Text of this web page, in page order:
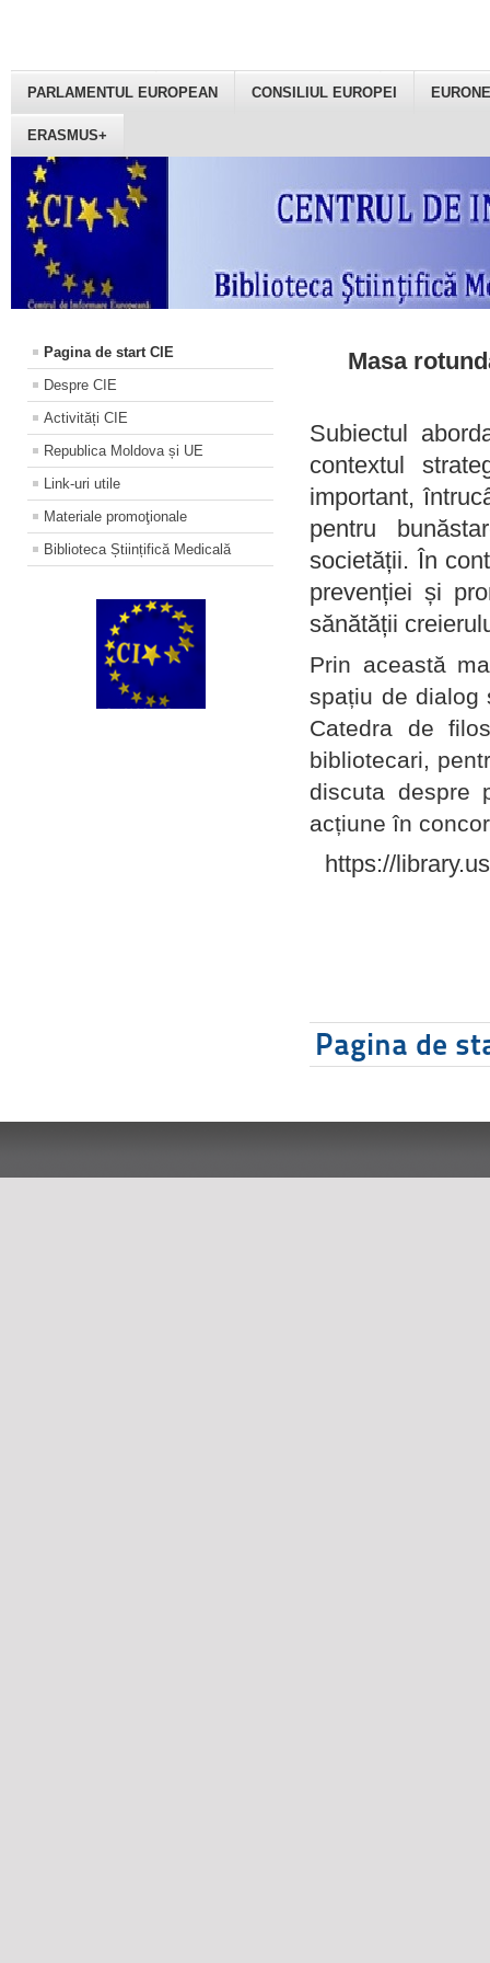
PARLAMENTUL EUROPEAN CONSILIUL EUROPEI
ERASMUS+
Pagina de start CIE
Despre CIE
Activități CIE
Republica Moldova și UE
Link-uri utile
Materiale promoţionale
Biblioteca Științifică Medicală
Masa
Subiectul
contextul
important,
pentru
societății. În
prevenției și
sănătății
Prin această
spațiu de dialog
Catedra de
bibliotecari,
discuta despre
acțiune în
https://
Pagina de